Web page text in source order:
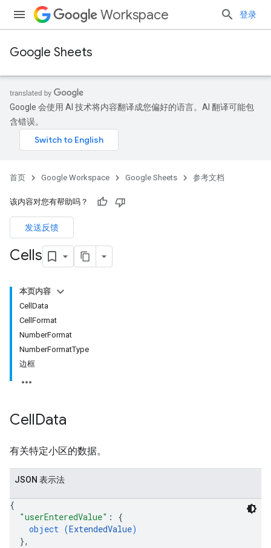
Workspace 登录
Google Sheets
Google 会使用 AI 技术将内容翻译成您偏好的语言。AI 翻译可能包
含错误。
首页 Google Workspace Google Sheets 参考文档
该内容对您有帮助吗？
发送反馈
Cells
本页内容
CellData
CellFormat
NumberFormat
NumberFormatType
边框
CellData
有关特定小区的数据。
JSON 表示法
{
"userEnteredValue" : {
object (ExtendedValue)
},